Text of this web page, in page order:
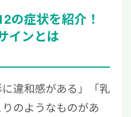
の症状を紹介！
インとは
に違和感がある」「乳
のようなものがあ